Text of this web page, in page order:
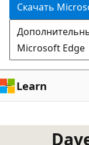
Скачать
Microsoft Edge
Learn